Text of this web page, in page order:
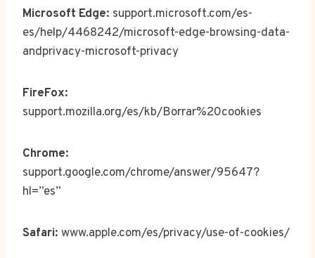
Microsoft Edge: support.microsoft.com/es-
es/help/4468242/microsoft-edge-browsing-data-
andprivacy-microsoft-privacy
FireFox:
support.mozilla.org/es/kb/Borrar%20cookies
Chrome:
support.google.com/chrome/answer/95647?
hl=”es”
Safari: www.apple.com/es/privacy/use-of-cookies/